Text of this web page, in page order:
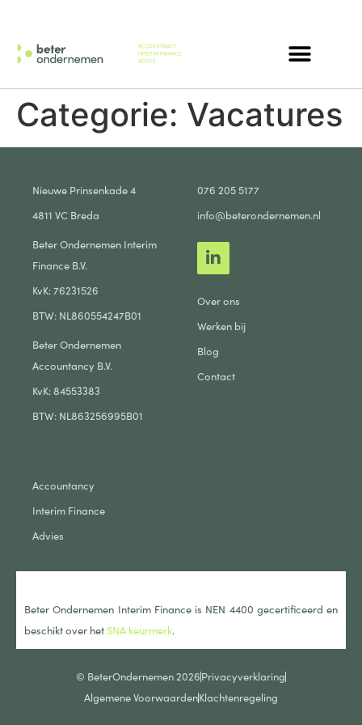
Categorie: Vacatures
Nieuwe Prinsenkade 4
4811 VC Breda
Beter Ondernemen Interim
Finance B.V.
KvK: 76231526
BTW: NL860554247B01
Beter Ondernemen
Accountancy B.V.
KvK: 84553383
BTW: NL863256995B01
076 205 5177
info@beterondernemen.nl
Over ons
Werken bij
Blog
Contact
Accountancy
Interim Finance
Advies
Beter Ondernemen Interim Finance is NEN 4400 gecertificeerd en
beschikt over hetSNA keurmerk.
© BeterOndernemen 2026Privacyverklaring
Algemene VoorwaardenKlachtenregeling